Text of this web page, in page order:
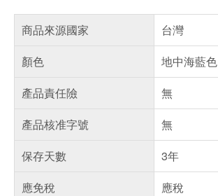
商品來源國家
台灣
顏色
地中海藍色
產品責任險
無
產品核准字號
無
保存天數
3年
應免稅
應稅